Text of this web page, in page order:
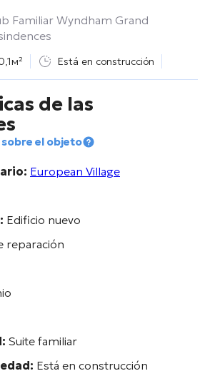
Familiar Wyndham Grand
Está en construcción
de las
el objeto
European Village
Edificio nuevo
reparación
Suite familiar
Está en construcción